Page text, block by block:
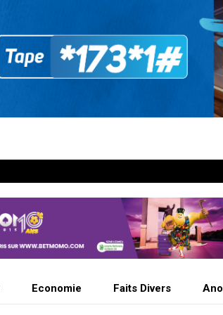
Economie Faits Divers